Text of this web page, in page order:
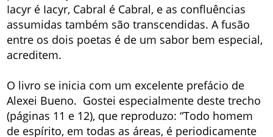
Iacyr é Iacyr, Cabral é Cabral, e as confluências
assumidas também são transcendidas. A fusão
entre os dois poetas é de um sabor bem especial,
acreditem.
O livro se inicia com um excelente prefácio de
Alexei Bueno. Gostei especialmente deste trecho
(páginas 11 e 12), que reproduzo: “Todo homem
de espírito, em todas as áreas, é periodicamente